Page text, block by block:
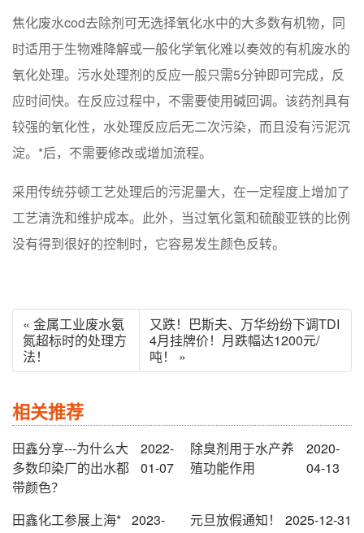
焦化废水cod去除剂可无选择氧化水中的大多数有机物，同
时适用于生物难降解或一般化学氧化难以奏效的有机废水的
氧化处理。污水处理剂的反应一般只需5分钟即可完成，反
应时间快。在反应过程中，不需要使用碱回调。该药剂具有
较强的氧化性，水处理反应后无二次污染，而且没有污泥沉
淀。*后，不需要修改或增加流程。
采用传统芬顿工艺处理后的污泥量大，在一定程度上增加了
工艺清洗和维护成本。此外，当过氧化氢和硫酸亚铁的比例
没有得到很好的控制时，它容易发生颜色反转。
« 金属工业废水氨
氮超标时的处理方
法！
又跌！巴斯夫、万华纷纷下调TDI
4月挂牌价！月跌幅达1200元/
吨！ »
相关推荐
田鑫分享---为什么大
多数印染厂的出水都
带颜色？
2022-
01-07
除臭剂用于水产养
殖功能作用
2020-
04-13
田鑫化工参展上海* 2023-
元旦放假通知！ 2025-12-31